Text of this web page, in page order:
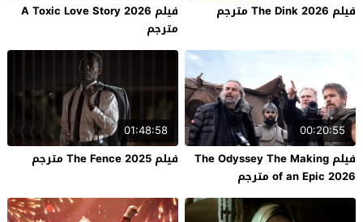
فيلم The Dink 2026 مترجم
فيلم A Toxic Love Story 2026
مترجم
00:20:55
فيلم The Odyssey The Making
of an Epic 2026 مترجم
01:48:58
فيلم The Fence 2025 مترجم